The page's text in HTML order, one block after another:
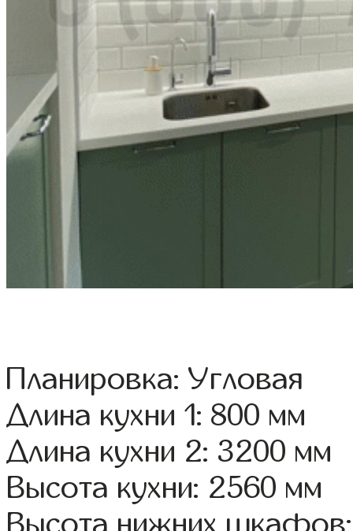
Планировка: Угловая
Длина кухни 1: 800 мм
Длина кухни 2: 3200 мм
Высота кухни: 2560 мм
Высота нижних